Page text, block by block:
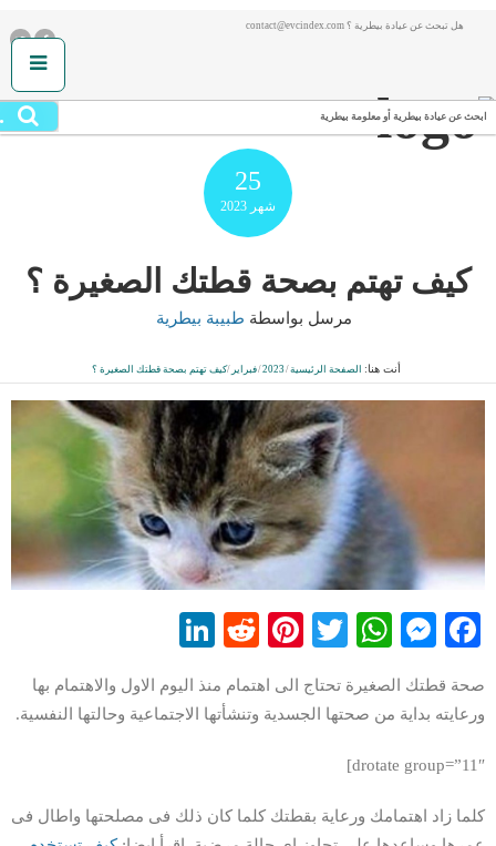
هل تبحث عن عيادة بيطرية ؟ contact@evcindex.com
ابحث عن عيادة بيطرية أو معلومة بيطرية
25
شهر 2023
كيف تهتم بصحة قطتك الصغيرة ؟
مرسل بواسطة طبيبة بيطرية
أنت هنا: الصفحة الرئيسية/
2023
/فبراير /كيف تهتم بصحة قطتك الصغيرة ؟
Facebook
Messenger
WhatsApp
Twitter
Pinterest
Reddit
صحة قطتك الصغيرة تحتاج الى اهتمام منذ اليوم الاول والاهتمام بها
ورعايته بداية من صحتها الجسدية وتنشأتها الاجتماعية وحالتها النفسية.
drotate group=”11″]
كلما زاد اهتمامك ورعاية بقطتك كلما كان ذلك فى مصلحتها واطال فى